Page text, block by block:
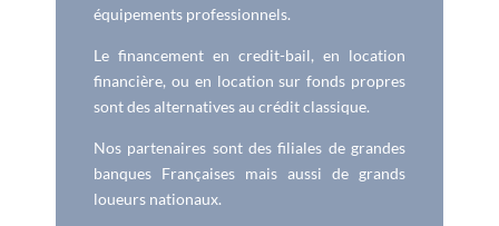
équipements professionnels.
Le financement en credit-bail, en location
financière, ou en location sur fonds propres
sont des alternatives au crédit classique.
Nos partenaires sont des filiales de grandes
banques Françaises mais aussi de grands
loueurs nationaux.